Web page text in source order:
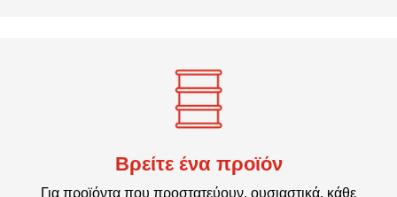
Βρείτε ένα προϊόν
Για προϊόντα που προστατεύουν, ουσιαστικά, κάθε